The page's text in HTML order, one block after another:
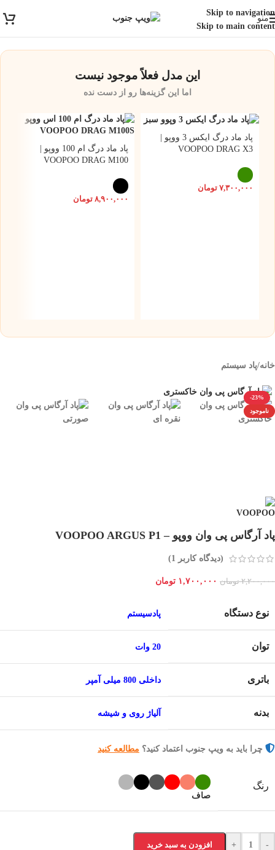
Skip to navigation
Skip to main content
پست و تیپاکس
منو
این مدل فعلاً موجود نیست
اما این گزینه‌ها رو از دست نده
پاد ماد درگ ایکس 3 ووپو |
VOOPOO DRAG X3
۷,۳۰۰,۰۰۰ تومان
پاد ماد درگ ام 100 ووپو |
VOOPOO DRAG M100
۸,۹۰۰,۰۰۰ تومان
خانه/پاد سیستم
-23%
ناموجود
پاد آرگاس پی وان ووپو – VOOPOO ARGUS P1
(دیدگاه کاربر 1
)
۲,۲۰۰,۰۰۰ تومان ۱,۷۰۰,۰۰۰ تومان
نوع دستگاه پادسیستم
توان 20 وات
باتری داخلی 800 میلی آمپر
بدنه آلیاژ روی و شیشه
چرا باید به ویپ جنوب اعتماد کنید؟ مطالعه کنید
رنگ
صاف
-
+ افزودن به سبد خرید